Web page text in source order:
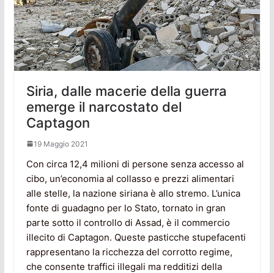
Siria, dalle macerie della guerra
emerge il narcostato del
Captagon
19 Maggio 2021
Con circa 12,4 milioni di persone senza accesso al
cibo, un’economia al collasso e prezzi alimentari
alle stelle, la nazione siriana è allo stremo. L’unica
fonte di guadagno per lo Stato, tornato in gran
parte sotto il controllo di Assad, è il commercio
illecito di Captagon. Queste pasticche stupefacenti
rappresentano la ricchezza del corrotto regime,
che consente traffici illegali ma redditizi della